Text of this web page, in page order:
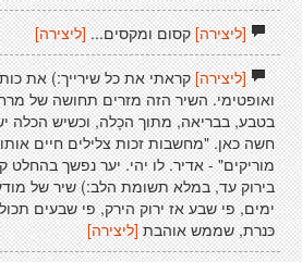
[ליצירה]קסום ומקסים...[ליצירה]
[ליצירה]קראתי את כל שירייך:) את
ואופטימי. השיר הזה מזרים תחושה של
בטבע, בבריאה, מתוך הכָלה, וכשיש הכלה יש
חשה כאן. "מחשבות זכות צלילים חיים
מוריקים" - אדיר. לו יהי. יער נפשך בהחלט
בירוק עד, במלא תשומת הלב:) שיר של
ימים, פי שבע אז ירוק הירק, פי שבעים
כּנרת, שממש אוהבת [ליצירה]